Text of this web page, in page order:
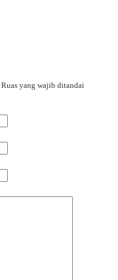
Ruas yang wajib ditandai